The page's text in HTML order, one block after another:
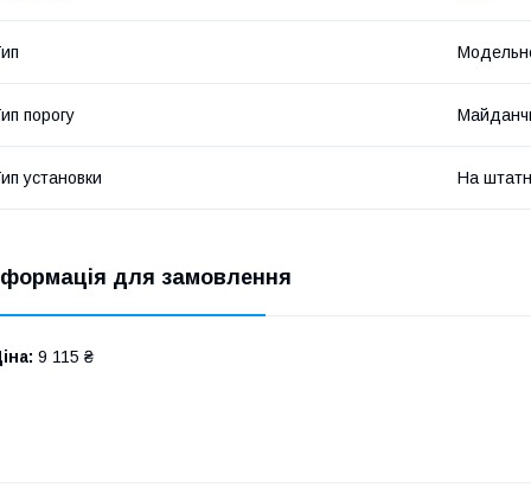
порогу
установки На
для замовлення
9 115 ₴